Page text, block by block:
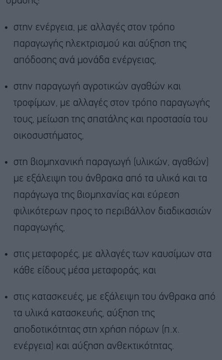
στην ενέργεια, με αλλαγές στον τρόπο
παραγωγής ηλεκτρισμού και αύξηση της
απόδοσης ανά μονάδα ενέργειας,
στην παραγωγή αγροτικών αγαθών και
τροφίμων, με αλλαγές στον τρόπο παραγωγής
τους, μείωση της σπατάλης και προστασία του
οικοσυστήματος,
στη βιομηχανική παραγωγή (υλικών, αγαθών)
με εξάλειψη του άνθρακα από τα υλικά και τα
παράγωγα της βιομηχανίας και εύρεση
φιλικότερων προς το περιβάλλον διαδικασιών
παραγωγής,
στις μεταφορές, με αλλαγές των καυσίμων στα
κάθε είδους μέσα μεταφοράς, και
στις κατασκευές, με εξάλειψη του άνθρακα από
τα υλικά κατασκευής, αύξηση της
αποδοτικότητας στη χρήση πόρων (π.χ.
ενέργεια) και αύξηση ανθεκτικότητας.